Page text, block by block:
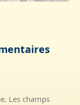
Les champs